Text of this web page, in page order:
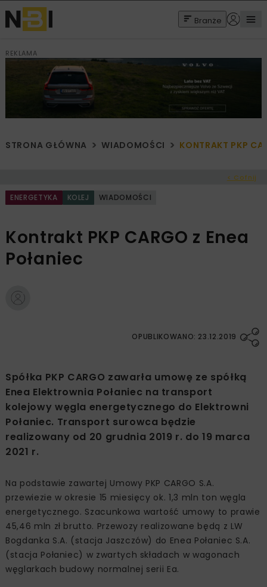
Branże
REKLAMA
STRONA GŁÓWNA WIADOMOŚCI KONTRAKT PKP
< Cofnij
ENERGETYKA KOLEJ WIADOMOŚCI
Kontrakt PKP CARGO z Enea
Połaniec
OPUBLIKOWANO: 23.12.2019
Spółka PKP CARGO zawarła umowę ze spółką
Enea Elektrownia Połaniec na transport
kolejowy węgla energetycznego do Elektrowni
Połaniec. Transport surowca będzie
realizowany od 20 grudnia 2019 r. do 19 marca
2021 r.
Na podstawie zawartej Umowy PKP CARGO S.A.
przewiezie w okresie 15 miesięcy ok. 1,3 mln ton węgla
energetycznego. Szacunkowa wartość umowy to prawie
45,46 mln zł brutto. Przewozy realizowane będą z LW
Bogdanka S.A. (stacja Jaszczów) do Enea Połaniec S.A.
(stacja Połaniec) w zwartych składach w wagonach
węglarkach budowy normalnej serii Ea.